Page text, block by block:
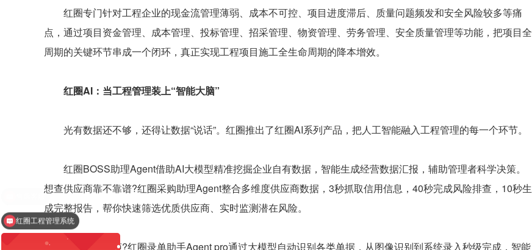
红圈专门针对工程企业的现金流管理薄弱、成本不可控、项目进度滞后、质量问题频发和安全风险较多等痛
点，通过项目资金管理、成本管理、投标管理、招采管理、物资管理、劳务管理、安全质量管理等功能，把项目全
周期的关键环节串成一个闭环，真正实现工程项目施工全生命周期的降本增效。
红圈AI：当工程管理装上“智能大脑”
光有数据还不够，还得让数据“说话”。红圈推出了红圈AI系列产品，把人工智能融入工程管理的每一个环节。
红圈BOSS助理Agent借助AI大模型精准挖掘企业自有数据，智能生成经营数据汇报，辅助管理者科学决策。
想查供应商靠不靠谱?红圈采购助理Agent整合多维度供应商数据，3秒抓取信用信息，40秒完成风险排查，10秒生
成完整报告，帮你快速筛选优质供应商、实时监测潜在风险。
嫌录单太麻烦?红圈录单助手Agent pro通过大模型自动识别各类单据，从图像识别到系统录入秒级完成，智能
红圈工程管理系统